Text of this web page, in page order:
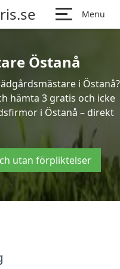
Menu
Östanå
i Östanå?
hämta 3 gratis och icke
i Östanå – direkt
utan förpliktelser